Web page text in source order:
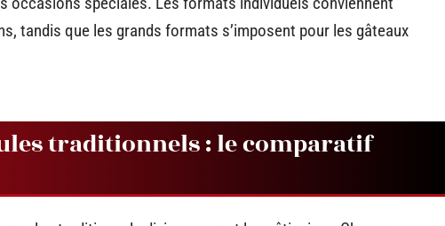
tandis que les grands formats s’imposent pour les gâteaux
traditionnels : le comparatif